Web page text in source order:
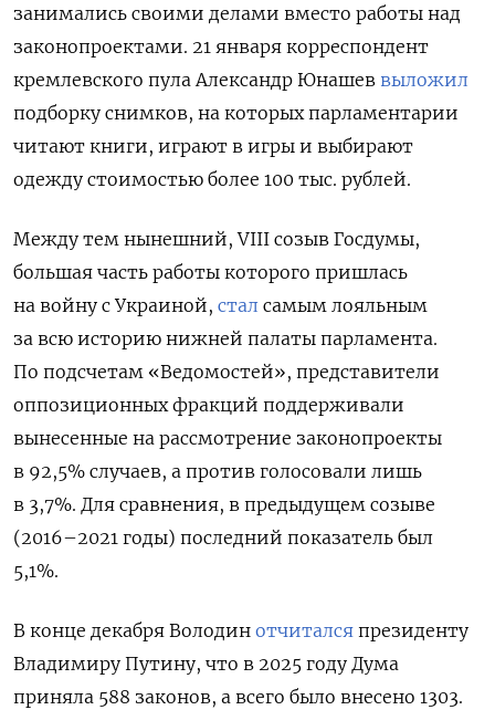
занимались своими делами вместо работы над
законопроектами. 21 января корреспондент
кремлевского пула Александр Юнашев выложил
подборку снимков, на которых парламентарии
читают книги, играют в игры и выбирают
одежду стоимостью более 100 тыс. рублей.
Между тем нынешний, VIII созыв Госдумы,
большая часть работы которого пришлась
на войну с Украиной, стал самым лояльным
за всю историю нижней палаты парламента.
По подсчетам «Ведомостей», представители
оппозиционных фракций поддерживали
вынесенные на рассмотрение законопроекты
в 92,5% случаев, а против голосовали лишь
в 3,7%. Для сравнения, в предыдущем созыве
(2016–2021 годы) последний показатель был
5,1%.
В конце декабря Володин отчитался президенту
Владимиру Путину, что в 2025 году Дума
приняла 588 законов, а всего было внесено 1303.